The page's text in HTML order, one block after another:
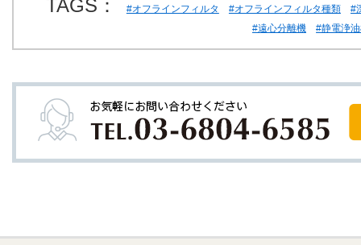
TAGS： #オフラインフィルタ #オフラインフィルタ種類
#
#遠心分離機
#静電浄